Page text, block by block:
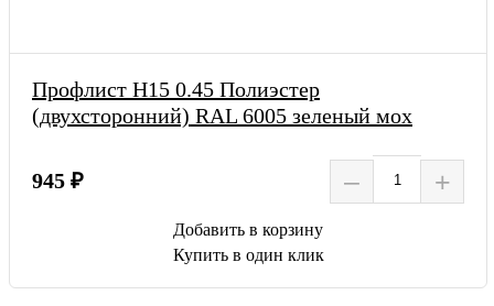
Профлист Н15 0.45 Полиэстер
(двухсторонний) RAL 6005 зеленый мох
945 ₽ – +
Добавить в корзину
Купить в один клик